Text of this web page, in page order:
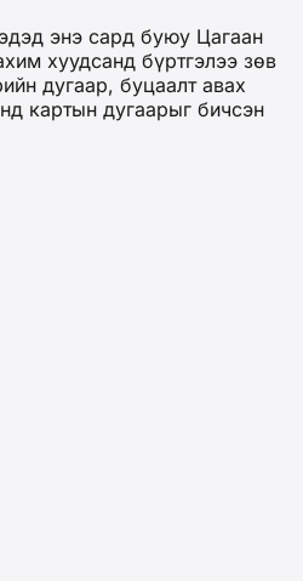
энэ сард буюу Цагаан
хуудсанд бүртгэлээ зөв
дугаар, буцаалт авах
картын дугаарыг бичсэн